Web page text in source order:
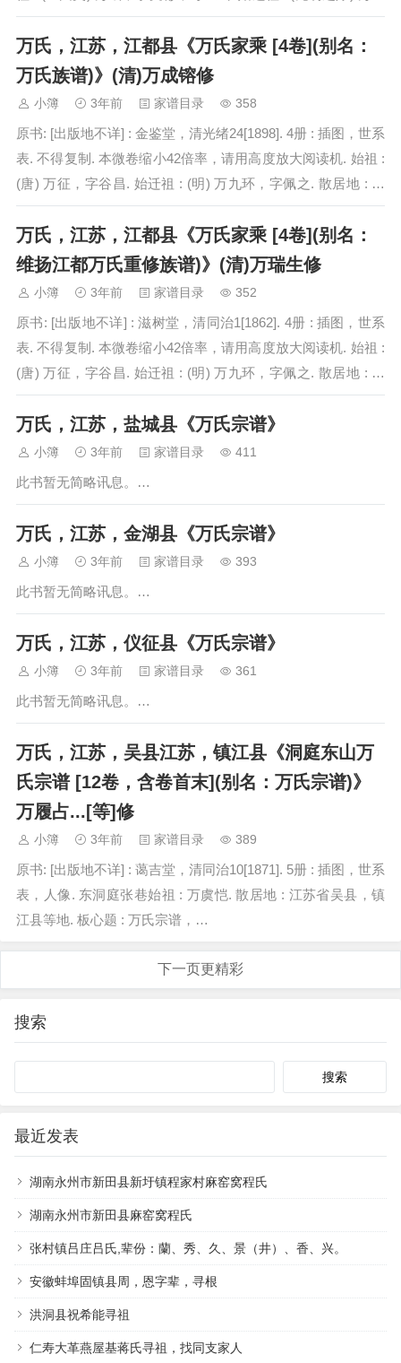
一公，讳用吉，字庄甫…
万氏，江苏，江都县《万氏家乘 [4卷](别名：
万氏族谱)》(清)万成镕修
小簿 3年前 家谱目录 358
原书: [出版地不详] : 金鉴堂，清光绪24[1898]. 4册 : 插图，世系
表. 不得复制. 本微卷缩小42倍率，请用高度放大阅读机. 始祖 :
(唐) 万征，字谷昌. 始迁祖 : (明) 万九环，字佩之. 散居地 : 江
苏省江都县等…
万氏，江苏，江都县《万氏家乘 [4卷](别名：
维扬江都万氏重修族谱)》(清)万瑞生修
小簿 3年前 家谱目录 352
原书: [出版地不详] : 滋树堂，清同治1[1862]. 4册 : 插图，世系
表. 不得复制. 本微卷缩小42倍率，请用高度放大阅读机. 始祖 :
(唐) 万征，字谷昌. 始迁祖 : (明) 万九环，字佩之. 散居地 : 江
苏省江都县等地…
万氏，江苏，盐城县《万氏宗谱》
小簿 3年前 家谱目录 411
此书暂无简略讯息。…
万氏，江苏，金湖县《万氏宗谱》
小簿 3年前 家谱目录 393
此书暂无简略讯息。…
万氏，江苏，仪征县《万氏宗谱》
小簿 3年前 家谱目录 361
此书暂无简略讯息。…
万氏，江苏，吴县江苏，镇江县《洞庭东山万
氏宗谱 [12卷，含卷首末](别名：万氏宗谱)》
万履占...[等]修
小簿 3年前 家谱目录 389
原书: [出版地不详] : 蔼吉堂，清同治10[1871]. 5册 : 插图，世系
表，人像. 东洞庭张巷始祖 : 万虞恺. 散居地 : 江苏省吴县，镇
江县等地. 板心题 : 万氏宗谱，…
下一页更精彩
搜索
最近发表
湖南永州市新田县新圩镇程家村麻窑窝程氏
湖南永州市新田县麻窑窝程氏
张村镇吕庄吕氏,辈份：蘭、秀、久、景（井）、香、兴。
安徽蚌埠固镇县周，恩字辈，寻根
洪洞县祝希能寻祖
仁寿大革燕屋基蒋氏寻祖，找同支家人